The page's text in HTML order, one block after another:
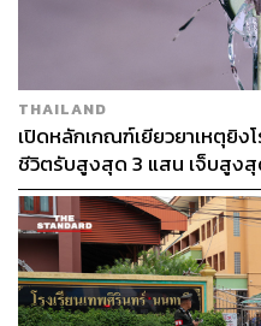
อารยา
THAILAND
เปิดหลักเกณฑ์เยียวยาเหตุยิง
ชีวิตรับสูงสุด 3 แสน เจ็บสูงสุ
ระดับ